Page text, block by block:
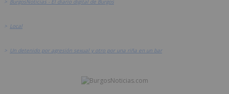
> Local
> Un detenido por agresión sexual y otro por una riña en un bar